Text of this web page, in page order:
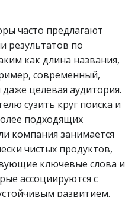
часто предлагают
результатов по
как длина названия,
современный,
целевая аудитория.
сузить круг поиска и
подходящих
компания занимается
чистых продуктов,
ключевые слова и
ассоциируются с
развитием.